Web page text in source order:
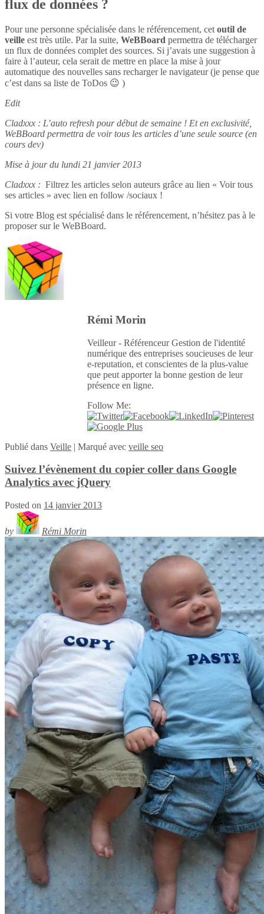
flux de données ?
Pour une personne spécialisée dans le référencement, cet outil de
veille est très utile. Par la suite, WeBBoard permettra de télécharger
un flux de données complet des sources. Si j’avais une suggestion à
faire à l’auteur, cela serait de mettre en place la mise à jour
automatique des nouvelles sans recharger le navigateur (je pense que
c’est dans sa liste de ToDos 😉 )
Edit
Cladxxx : L’auto refresh pour début de semaine ! Et en exclusivité,
WeBBoard permettra de voir tous les articles d’une seule source (en
cours dev)
Mise à jour du lundi 21 janvier 2013
Cladxxx : Filtrez les articles selon auteurs grâce au lien « Voir tous
ses articles » avec lien en follow /sociaux !
Si votre Blog est spécialisé dans le référencement, n’hésitez pas à le
proposer sur le WeBBoard.
Rémi Morin
Veilleur - Référenceur Gestion de l'identité
numérique des entreprises soucieuses de leur
e-reputation, et conscientes de la plus-value
que peut apporter la bonne gestion de leur
présence en ligne.
Follow Me:
Publié dans Veille | Marqué avec veille seo
Suivez l’évènement du copier coller dans Google
Analytics avec jQuery
Posted on 14 janvier 2013
by Rémi Morin